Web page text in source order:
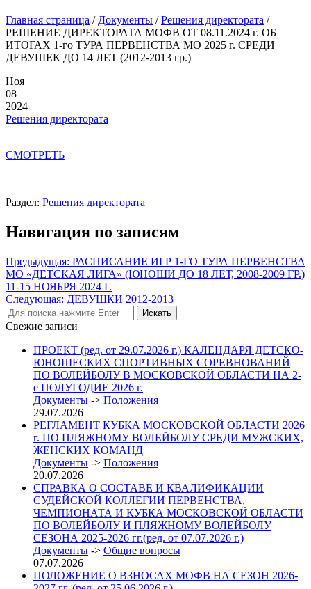
Главная страница / Документы /Решения директората /
РЕШЕНИЕ ДИРЕКТОРАТА МОФВ ОТ 08.11.2024 г. ОБ
ИТОГАХ 1-го ТУРА ПЕРВЕНСТВА МО 2025 г. СРЕДИ
ДЕВУШЕК ДО 14 ЛЕТ (2012-2013 гр.)
Ноя
08
2024
Решения директората
СМОТРЕТЬ
Раздел: Решения директората
Навигация по записям
Предыдущая: РАСПИСАНИЕ ИГР 1-ГО ТУРА ПЕРВЕНСТВА
МО «ДЕТСКАЯ ЛИГА» (ЮНОШИ ДО 18 ЛЕТ, 2008-2009 ГР.)
11-15 НОЯБРЯ 2024 Г.
Следующая: ДЕВУШКИ 2012-2013
Свежие записи
ПРОЕКТ (ред. от 29.07.2026 г.) КАЛЕНДАРЯ ДЕТСКО-
ЮНОШЕСКИХ СПОРТИВНЫХ СОРЕВНОВАНИЙ
ПО ВОЛЕЙБОЛУ В МОСКОВСКОЙ ОБЛАСТИ НА 2-
е ПОЛУГОДИЕ 2026 г.
Документы -> Положения
29.07.2026
РЕГЛАМЕНТ КУБКА МОСКОВСКОЙ ОБЛАСТИ 2026
г. ПО ПЛЯЖНОМУ ВОЛЕЙБОЛУ СРЕДИ МУЖСКИХ,
ЖЕНСКИХ КОМАНД
Документы -> Положения
20.07.2026
СПРАВКА О СОСТАВЕ И КВАЛИФИКАЦИИ
СУДЕЙСКОЙ КОЛЛЕГИИ ПЕРВЕНСТВА,
ЧЕМПИОНАТА И КУБКА МОСКОВСКОЙ ОБЛАСТИ
ПО ВОЛЕЙБОЛУ И ПЛЯЖНОМУ ВОЛЕЙБОЛУ
СЕЗОНА 2025-2026 гг.(ред. от 07.07.2026 г.)
Документы -> Общие вопросы
07.07.2026
ПОЛОЖЕНИЕ О ВЗНОСАХ МОФВ НА СЕЗОН 2026-